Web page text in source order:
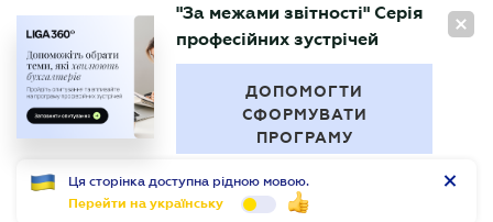
RU
БУХГАЛТЕР
"За межами звітності" Серія
професійних зустрічей
ДОПОМОГТИ
СФОРМУВАТИ
ПРОГРАМУ
Ця сторінка доступна рідною мовою.
Перейти на українську